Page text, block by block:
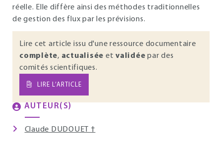
réelle. Elle diffère ainsi des méthodes traditionnelles
de gestion des flux par les prévisions.
Lire cet article issu d'une ressource documentaire
complète, actualisée et validée par des
comités scientifiques.
LIRE L’ARTICLE
AUTEUR(S)
Claude DUDOUET †